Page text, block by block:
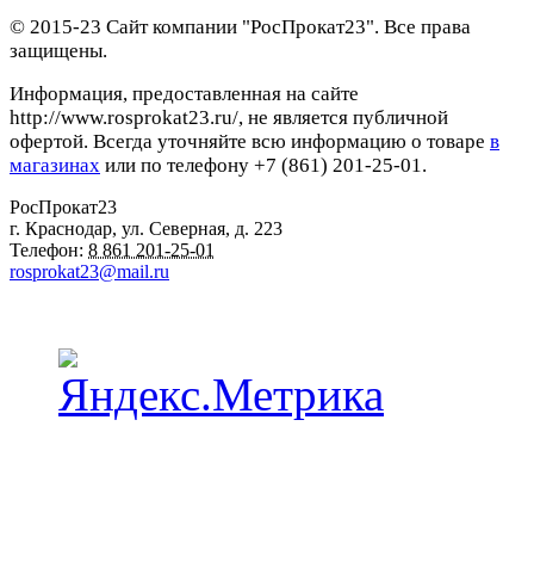
© 2015-23 Сайт компании "РосПрокат23". Все права
защищены.
Информация, предоставленная на сайте
http://www.rosprokat23.ru/, не является публичной
офертой. Всегда уточняйте всю информацию о товаре в
магазинах или по телефону +7 (861) 201-25-01.
РосПрокат23
г. Краснодар, ул. Северная, д. 223
Телефон: 8 861 201-25-01
rosprokat23@mail.ru